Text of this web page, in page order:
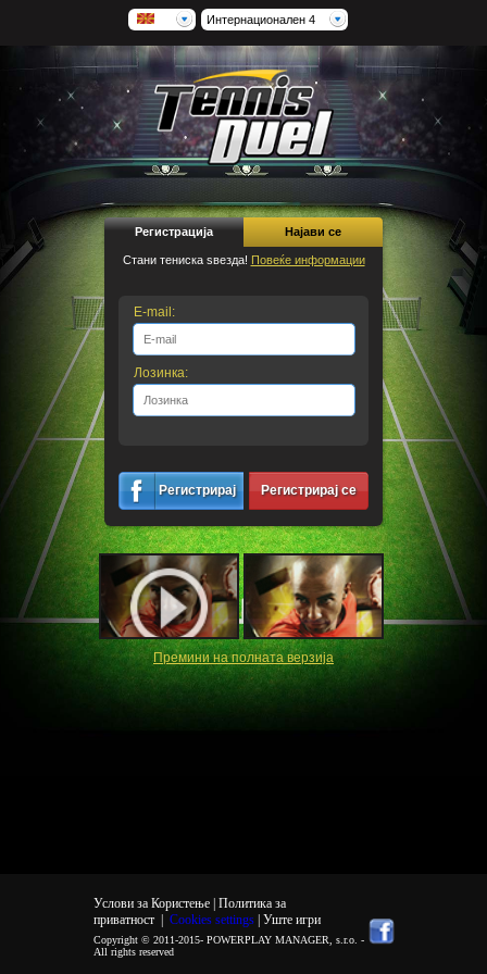
Интернационален 4
Регистрација Најави се
Стани тениска ѕвезда! Повеќе информации
E-mail:
Лозинка:
Регистрирај
се
Регистрирај се
Премини на полната верзија
Услови за Користење | Политика за
приватност| Cookies settings | Уште игри
Copyright © 2011-2015- POWERPLAY MANAGER, s.r.o. -
All rights reserved